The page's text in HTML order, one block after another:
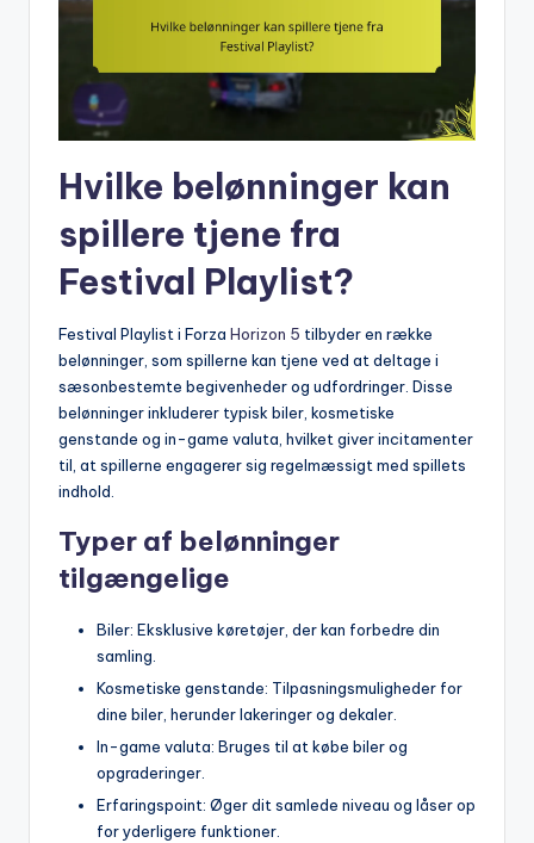
Hvilke belønninger kan
spillere tjene fra
Festival Playlist?
Festival Playlist i Forza Horizon 5 tilbyder en række
belønninger, som spillerne kan tjene ved at deltage i
sæsonbestemte begivenheder og udfordringer. Disse
belønninger inkluderer typisk biler, kosmetiske
genstande og in-game valuta, hvilket giver incitamenter
til, at spillerne engagerer sig regelmæssigt med spillets
indhold.
Typer af belønninger
tilgængelige
Biler: Eksklusive køretøjer, der kan forbedre din
samling.
Kosmetiske genstande: Tilpasningsmuligheder for
dine biler, herunder lakeringer og dekaler.
In-game valuta: Bruges til at købe biler og
opgraderinger.
Erfaringspoint: Øger dit samlede niveau og låser op
for yderligere funktioner.